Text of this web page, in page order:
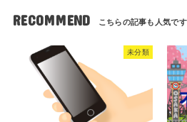
RECOMMEND
未分類